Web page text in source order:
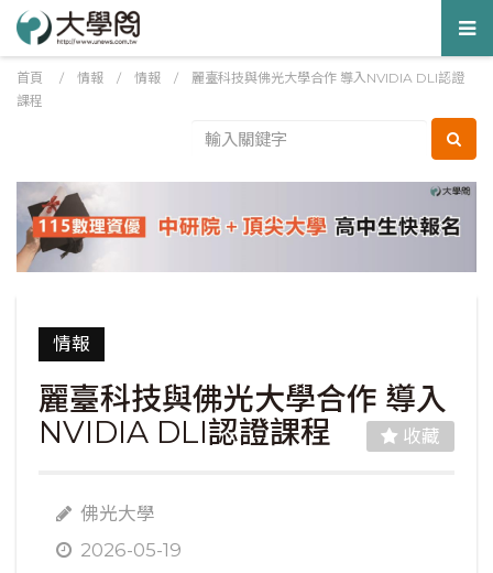
首頁 / 情報 / 情報 / 麗臺科技與佛光大學合作 導入NVIDIA DLI認證
課程
情報
麗臺科技與佛光大學合作 導入
NVIDIA DLI認證課程
收藏
佛光大學
2026-05-19